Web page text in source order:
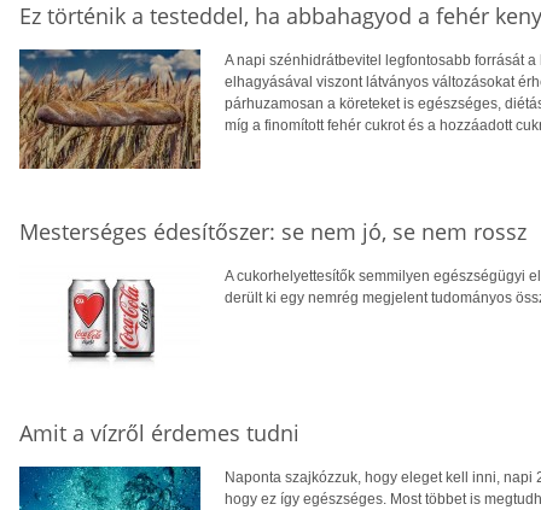
Ez történik a testeddel, ha abbahagyod a fehér
A napi szénhidrátbevitel legfontosabb forrását
elhagyásával viszont látványos változásokat
párhuzamosan a köreteket is egészséges,
míg a finomított fehér cukrot és a hozzáadott
Mesterséges édesítőszer: se nem jó, se nem rossz
A cukorhelyettesítők semmilyen egészségügyi
derült ki egy nemrég megjelent tudományos
Amit a vízről érdemes tudni
Naponta szajkózzuk, hogy eleget kell inni,
hogy ez így egészséges. Most többet is